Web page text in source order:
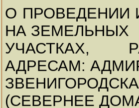
О ПРОВЕДЕНИИ
НА ЗЕМЕЛЬНЫХ
УЧАСТКАХ,
АДРЕСАМ:
(СЕВЕРНЕЕ